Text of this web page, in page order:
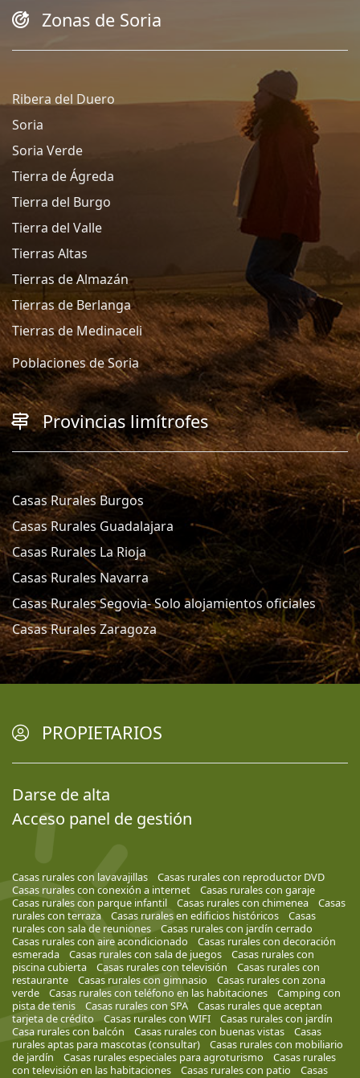
Zonas de Soria
Ribera del Duero
Soria
Soria Verde
Tierra de Ágreda
Tierra del Burgo
Tierra del Valle
Tierras Altas
Tierras de Almazán
Tierras de Berlanga
Tierras de Medinaceli
Poblaciones de Soria
Provincias limítrofes
Casas Rurales Burgos
Casas Rurales Guadalajara
Casas Rurales La Rioja
Casas Rurales Navarra
Casas Rurales Segovia- Solo alojamientos oficiales
Casas Rurales Zaragoza
PROPIETARIOS
Darse de alta
Acceso panel de gestión
Casas rurales con lavavajillas
Casas rurales con reproductor DVD
Casas rurales con conexión a internet
Casas rurales con garaje
Casas rurales con parque infantil
Casas rurales con chimenea
Casas
rurales con terraza
Casas rurales en edificios históricos
Casas
rurales con sala de reuniones
Casas rurales con jardín cerrado
Casas rurales con aire acondicionado
Casas rurales con decoración
esmerada
Casas rurales con sala de juegos
Casas rurales con
piscina cubierta
Casas rurales con televisión
Casas rurales con
restaurante
Casas rurales con gimnasio
Casas rurales con zona
verde
Casas rurales con teléfono en las habitaciones
Camping con
pista de tenis
Casas rurales con SPA
Casas rurales que aceptan
tarjeta de crédito
Casas rurales con WIFI
Casas rurales con jardín
Casa rurales con balcón
Casas rurales con buenas vistas
Casas
rurales aptas para mascotas (consultar)
Casas rurales con mobiliario
de jardín
Casas rurales especiales para agroturismo
Casas rurales
con televisión en las habitaciones
Casas rurales con patio
Casas